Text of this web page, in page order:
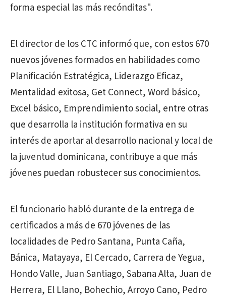
forma especial las más recónditas".
El director de los CTC informó que, con estos 670
nuevos jóvenes formados en habilidades como
Planificación Estratégica, Liderazgo Eficaz,
Mentalidad exitosa, Get Connect, Word básico,
Excel básico, Emprendimiento social, entre otras
que desarrolla la institución formativa en su
interés de aportar al desarrollo nacional y local de
la juventud dominicana, contribuye a que más
jóvenes puedan robustecer sus conocimientos.
El funcionario habló durante de la entrega de
certificados a más de 670 jóvenes de las
localidades de Pedro Santana, Punta Caña,
Bánica, Matayaya, El Cercado, Carrera de Yegua,
Hondo Valle, Juan Santiago, Sabana Alta, Juan de
Herrera, El Llano, Bohechio, Arroyo Cano, Pedro